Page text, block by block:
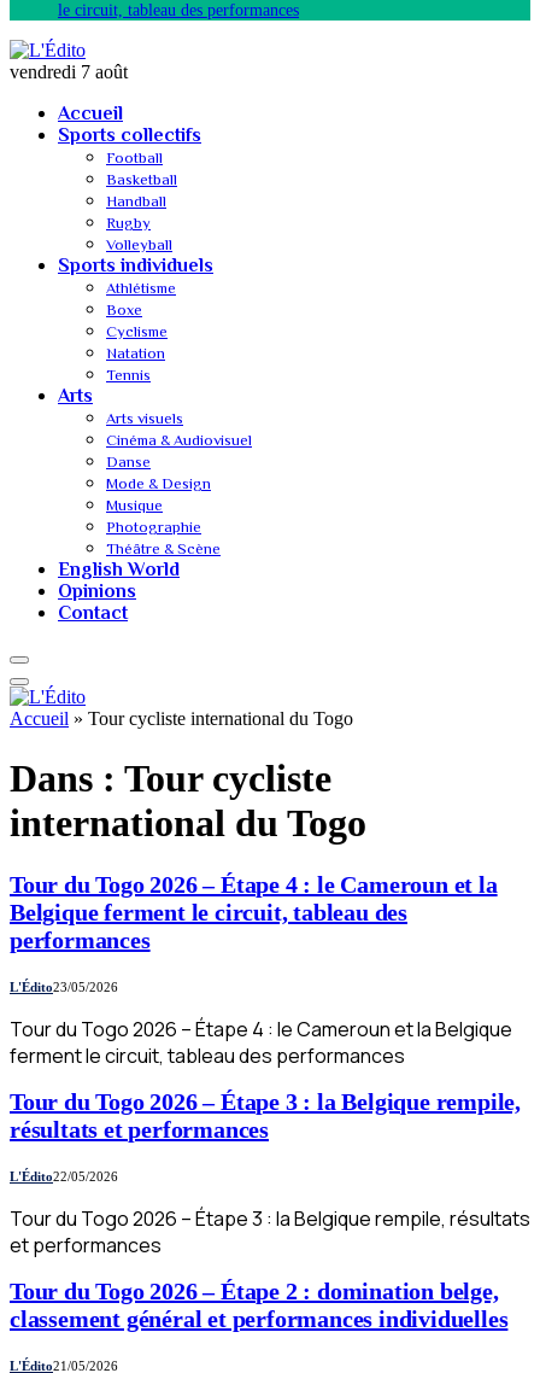
le circuit, tableau des performances
vendredi 7 août
Accueil
Sports collectifs
Football
Basketball
Handball
Rugby
Volleyball
Sports individuels
Athlétisme
Boxe
Cyclisme
Natation
Tennis
Arts
Arts visuels
Cinéma & Audiovisuel
Danse
Mode & Design
Musique
Photographie
Théâtre & Scène
English World
Opinions
Contact
Accueil » Tour cycliste international du Togo
Dans : Tour cycliste
international du Togo
Tour du Togo 2026 – Étape 4 : le Cameroun et la
Belgique ferment le circuit, tableau des
performances
L'Édito23/05/2026
Tour du Togo 2026 – Étape 4 : le Cameroun et la Belgique
ferment le circuit, tableau des performances
Tour du Togo 2026 – Étape 3 : la Belgique rempile,
résultats et performances
L'Édito22/05/2026
Tour du Togo 2026 – Étape 3 : la Belgique rempile, résultats
et performances
Tour du Togo 2026 – Étape 2 : domination belge,
classement général et performances individuelles
L'Édito21/05/2026